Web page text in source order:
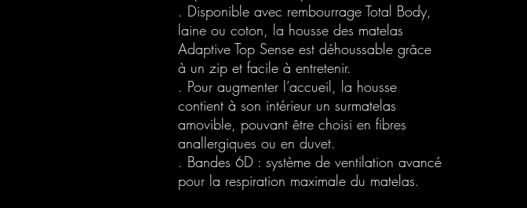
. Disponible avec rembourrage Total Body,
laine ou coton, la housse des matelas
Adaptive Top Sense est déhoussable grâce
à un zip et facile à entretenir.
. Pour augmenter l’accueil, la housse
contient à son intérieur un surmatelas
amovible, pouvant être choisi en fibres
anallergiques ou en duvet.
. Bandes 6D : système de ventilation avancé
pour la respiration maximale du matelas.